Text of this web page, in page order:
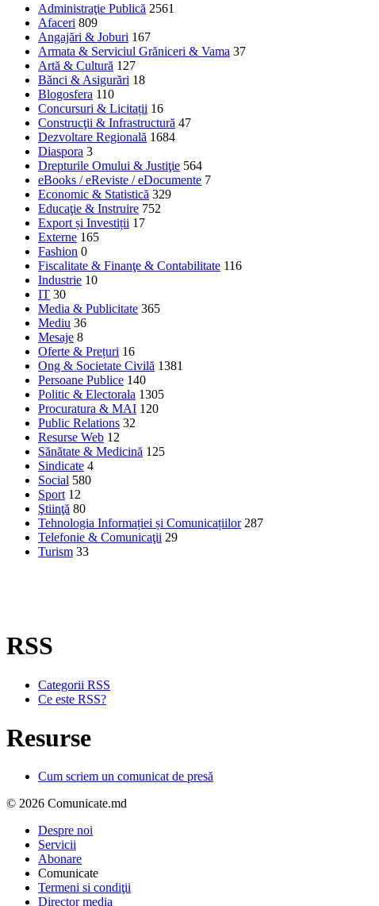
Administraţie Publică 2561
Afaceri 809
Angajări & Joburi 167
Armata & Serviciul Grăniceri & Vama 37
Artă & Cultură 127
Bănci & Asigurări 18
Blogosfera 110
Concursuri & Licitații 16
Construcţii & Infrastructură 47
Dezvoltare Regională 1684
Diaspora 3
Drepturile Omului & Justiţie 564
eBooks / eReviste / eDocumente 7
Economic & Statistică 329
Educaţie & Instruire 752
Export și Investiții 17
Externe 165
Fashion 0
Fiscalitate & Finanţe & Contabilitate 116
Industrie 10
IT 30
Media & Publicitate 365
Mediu 36
Mesaje 8
Oferte & Prețuri 16
Ong & Societate Civilă 1381
Persoane Publice 140
Politic & Electorala 1305
Procuratura & MAI 120
Public Relations 32
Resurse Web 12
Sănătate & Medicină 125
Sindicate 4
Social 580
Sport 12
Ştiinţă 80
Tehnologia Informației și Comunicațiilor 287
Telefonie & Comunicaţii 29
Turism 33
RSS
Categorii RSS
Ce este RSS?
Resurse
Cum scriem un comunicat de presă
© 2026 Comunicate.md
Despre noi
Servicii
Abonare
Comunicate
Termeni si condiţii
Director media